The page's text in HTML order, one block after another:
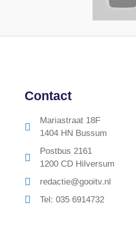
Contact
Mariastraat 18F
1404 HN Bussum
Postbus 2161
1200 CD Hilversum
redactie@gooitv.nl
Tel: 035 6914732